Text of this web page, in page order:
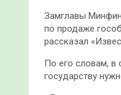
Замглавы
по продаже
рассказал
По его словам, в
государству